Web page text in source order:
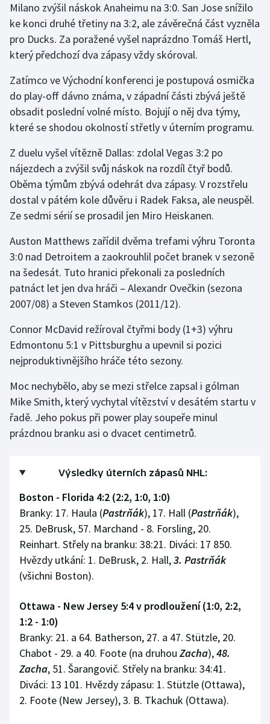
Milano zvýšil náskok Anaheimu na 3:0. San Jose snížilo
ke konci druhé třetiny na 3:2, ale závěrečná část vyzněla
pro Ducks. Za poražené vyšel naprázdno Tomáš Hertl,
který předchozí dva zápasy vždy skóroval.
Zatímco ve Východní konferenci je postupová osmička
do play-off dávno známa, v západní části zbývá ještě
obsadit poslední volné místo. Bojují o něj dva týmy,
které se shodou okolností střetly v úterním programu.
Z duelu vyšel vítězně Dallas: zdolal Vegas 3:2 po
nájezdech a zvýšil svůj náskok na rozdíl čtyř bodů.
Oběma týmům zbývá odehrát dva zápasy. V rozstřelu
dostal v pátém kole důvěru i Radek Faksa, ale neuspěl.
Ze sedmi sérií se prosadil jen Miro Heiskanen.
Auston Matthews zařídil dvěma trefami výhru Toronta
3:0 nad Detroitem a zaokrouhlil počet branek v sezoně
na šedesát. Tuto hranici překonali za posledních
patnáct let jen dva hráči – Alexandr Ovečkin (sezona
2007/08) a Steven Stamkos (2011/12).
Connor McDavid režíroval čtyřmi body (1+3) výhru
Edmontonu 5:1 v Pittsburghu a upevnil si pozici
nejproduktivnějšího hráče této sezony.
Moc nechybělo, aby se mezi střelce zapsal i gólman
Mike Smith, který vychytal vítězství v desátém startu v
řadě. Jeho pokus při power play soupeře minul
prázdnou branku asi o dvacet centimetrů.
Výsledky úterních zápasů NHL:
Boston - Florida 4:2 (2:2, 1:0, 1:0)
Branky: 17. Haula (Pastrňák), 17. Hall (Pastrňák),
25. DeBrusk, 57. Marchand - 8. Forsling, 20.
Reinhart. Střely na branku: 38:21. Diváci: 17 850.
Hvězdy utkání: 1. DeBrusk, 2. Hall,3. Pastrňák
(všichni Boston).
Ottawa - New Jersey 5:4 v prodloužení (1:0, 2:2,
1:2 - 1:0)
Branky: 21. a 64. Batherson, 27. a 47. Stützle, 20.
Chabot - 29. a 40. Foote (na druhou Zacha),48.
Zacha, 51. Šarangovič. Střely na branku: 34:41.
Diváci: 13 101. Hvězdy zápasu: 1. Stützle (Ottawa),
2. Foote (New Jersey), 3. B. Tkachuk (Ottawa).